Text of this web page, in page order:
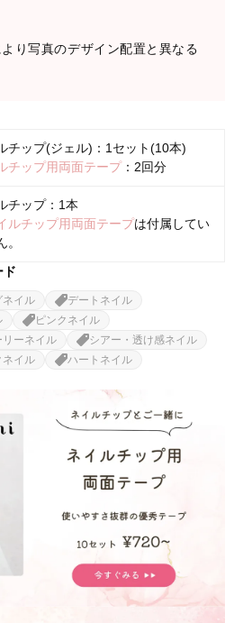
り写真のデザイン配置と異なる
チップ(ジェル)：1セット(10本)
チップ用両面テープ：2回分
チップ：1本
ルチップ用両面テープは付属してい
。
ド
ネイル
デートネイル
ピンクネイル
リーネイル
シアー・透け感ネイル
ネイル
ハートネイル